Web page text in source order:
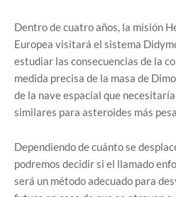
Dentro de cuatro años, la misión
Europea visitará el sistema
estudiar las consecuencias de la
medida precisa de la masa de
de la nave espacial que
similares para asteroides más
Dependiendo de cuánto se
podremos decidir si el llamado
será un método adecuado para